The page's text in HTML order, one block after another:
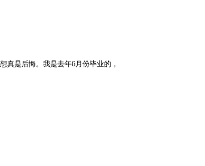
真是后悔。我是去年6月份毕业的，